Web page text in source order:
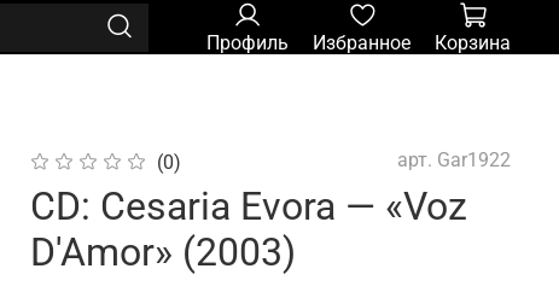
Профиль Избранное
Корзина
(0) арт. Gar1922
CD: Cesaria Evora — «Voz
D'Amor» (2003)